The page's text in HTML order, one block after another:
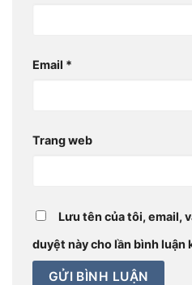
Email *
Trang web
Lưu tên của tôi, email,
duyệt này cho lần bình luận